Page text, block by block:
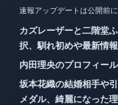
速報アップデートは公開前
カズレーザーと二階堂
択、馴れ初めや最新情
内田理央のプロフィー
坂本花織の結婚相手や
メダル、綺麗になった